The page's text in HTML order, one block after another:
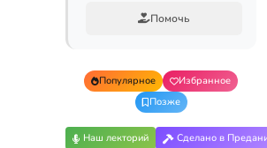
Помочь
Популярное
Избранное
Позже
Наш лекторий Сделано в